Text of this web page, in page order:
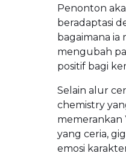
Penonton
beradaptasi
bagaimana
mengubah
positif bagi
Selain alur
chemistry
memerankan
yang ceria,
emosi